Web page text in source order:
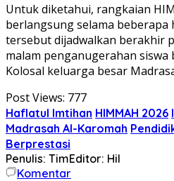
Untuk diketahui, rangkaian
berlangsung selama beberapa
tersebut dijadwalkan berakhir
malam penganugerahan siswa
Kolosal keluarga besar
Post Views: 777
Haflatul Imtihan HIMMAH 2026
Madrasah Al-Karomah
Berprestasi
Penulis: TimEditor: Hil
Komentar